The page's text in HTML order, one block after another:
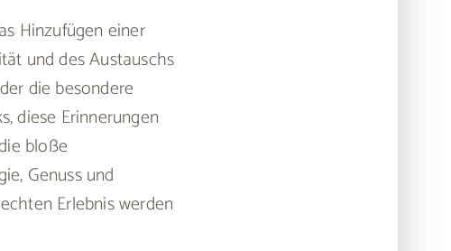
Hinzufügen einer
und des Austauschs
die besondere
diese Erinnerungen
bloße
Genuss und
Erlebnis werden